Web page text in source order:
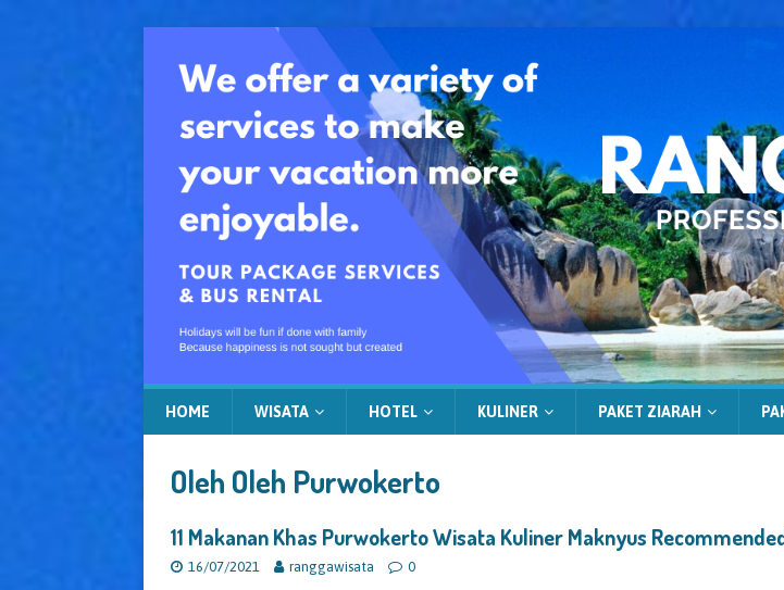
HOME WISATA HOTEL KULINER PAKET ZIARAH
Oleh Oleh Purwokerto
11 Makanan Khas Purwokerto Wisata Kuliner Maknyus
16/07/2021 ranggawisata 0